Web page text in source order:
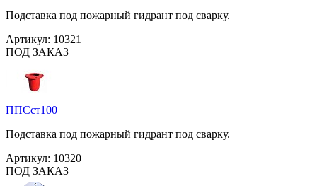
Подставка под пожарный гидрант под сварку.
Артикул: 10321
ПОД ЗАКАЗ
ППСст100
Подставка под пожарный гидрант под сварку.
Артикул: 10320
ПОД ЗАКАЗ